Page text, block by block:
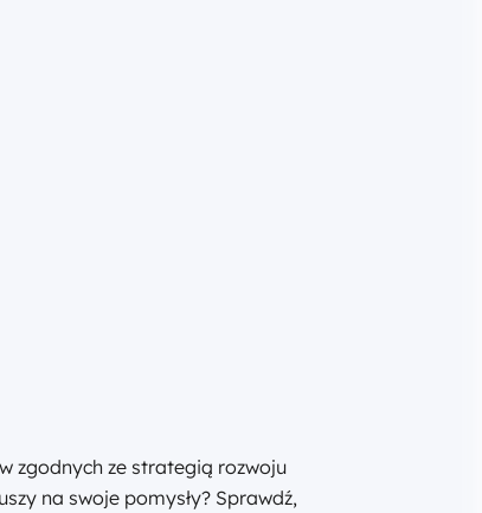
zgodnych ze strategią rozwoju
na swoje pomysły? Sprawdź,